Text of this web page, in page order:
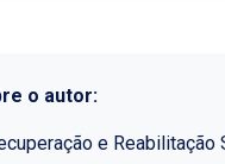
o autor:
e